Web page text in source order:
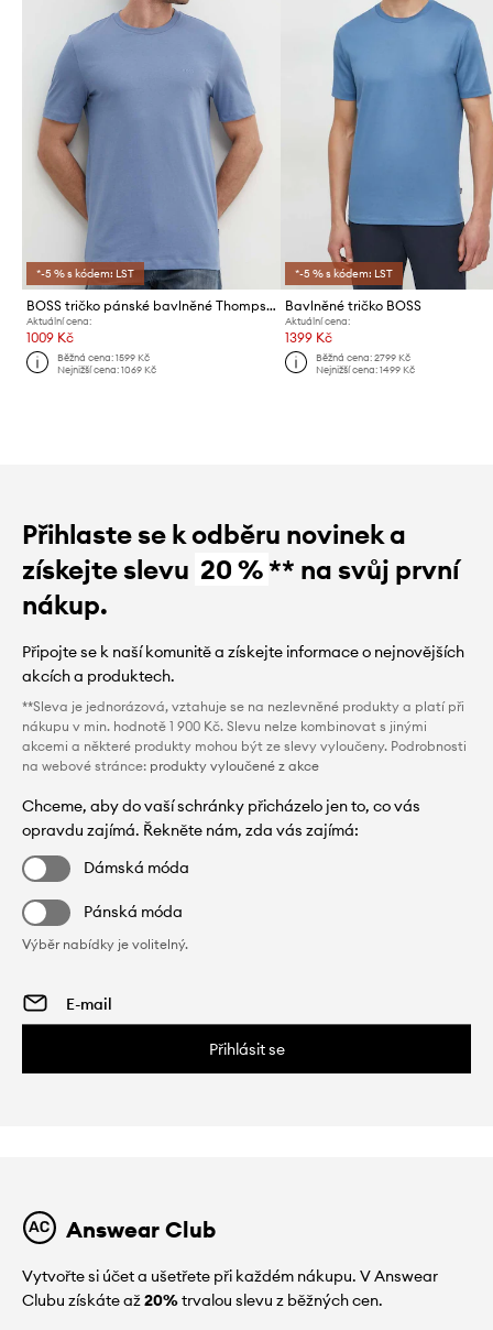
*-5 % s kódem: LST
BOSS tričko pánské bavlněné Thompson 01
Aktuální cena:
1009 Kč
Běžná cena:1599 Kč
Nejnižší cena:1069 Kč
*-5 % s kódem: LST
Bavlněné tričko BOSS
Aktuální cena:
1399 Kč
Běžná cena: 2799 Kč
Nejnižší cena: 1499 Kč
Přihlaste se k odběru novinek a
získejte slevu 20 %** na svůj první
nákup.
Připojte se k naší komunitě a získejte informace o nejnovějších
akcích a produktech.
**Sleva je jednorázová, vztahuje se na nezlevněné produkty a platí při
nákupu v min. hodnotě 1 900 Kč. Slevu nelze kombinovat s jinými
akcemi a některé produkty mohou být ze slevy vyloučeny. Podrobnosti
na webové stránce: produkty vyloučené z akce
Chceme, aby do vaší schránky přicházelo jen to, co vás
opravdu zajímá. Řekněte nám, zda vás zajímá:
Dámská móda
Pánská móda
Výběr nabídky je volitelný.
Přihlásit se
Answear Club
Vytvořte si účet a ušetřete při každém nákupu. V Answear
Clubu získáte až20%trvalou slevu z běžných cen.